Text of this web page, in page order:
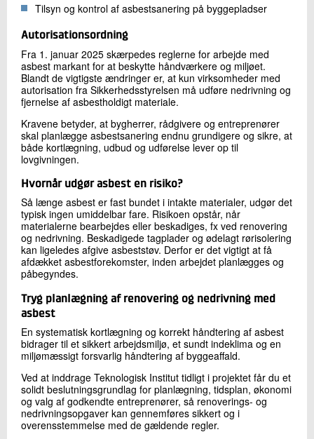
Tilsyn og kontrol af asbestsanering på byggepladser
Autorisationsordning
Fra 1. januar 2025 skærpedes reglerne for arbejde med
asbest markant for at beskytte håndværkere og miljøet.
Blandt de vigtigste ændringer er, at kun virksomheder med
autorisation fra Sikkerhedsstyrelsen må udføre nedrivning og
fjernelse af asbestholdigt materiale.
Kravene betyder, at bygherrer, rådgivere og entreprenører
skal planlægge asbestsanering endnu grundigere og sikre, at
både kortlægning, udbud og udførelse lever op til
lovgivningen.
Hvornår udgør asbest en risiko?
Så længe asbest er fast bundet i intakte materialer, udgør det
typisk ingen umiddelbar fare. Risikoen opstår, når
materialerne bearbejdes eller beskadiges, fx ved renovering
og nedrivning. Beskadigede tagplader og ødelagt rørisolering
kan ligeledes afgive asbeststøv. Derfor er det vigtigt at få
afdækket asbestforekomster, inden arbejdet planlægges og
påbegyndes.
Tryg planlægning af renovering og nedrivning med
asbest
En systematisk kortlægning og korrekt håndtering af asbest
bidrager til et sikkert arbejdsmiljø, et sundt indeklima og en
miljømæssigt forsvarlig håndtering af byggeaffald.
Ved at inddrage Teknologisk Institut tidligt i projektet får du et
solidt beslutningsgrundlag for planlægning, tidsplan, økonomi
og valg af godkendte entreprenører, så renoverings- og
nedrivningsopgaver kan gennemføres sikkert og i
overensstemmelse med de gældende regler.